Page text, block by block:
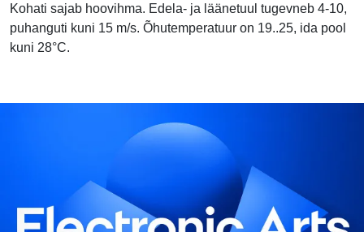
Kohati sajab hoovihma. Edela- ja läänetuul tugevneb 4-10,
puhanguti kuni 15 m/s. Õhutemperatuur on 19..25, ida pool
kuni 28°C.